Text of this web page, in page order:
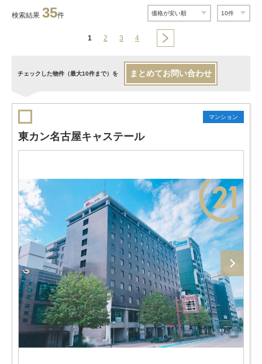
検索結果 35件
1 2 3 4
チェックした物件（最大10件まで）を まとめてお問い合わせ
マンション
東カン名古屋キャステール